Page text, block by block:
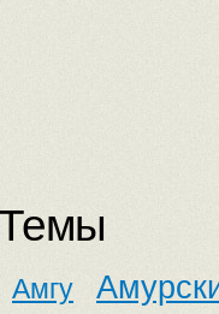
Амгу